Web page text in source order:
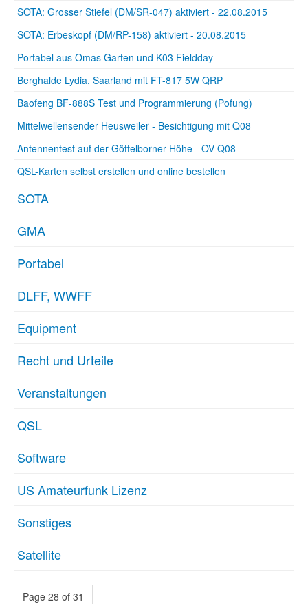
SOTA: Grosser Stiefel (DM/SR-047) aktiviert - 22.08.2015
SOTA: Erbeskopf (DM/RP-158) aktiviert - 20.08.2015
Portabel aus Omas Garten und K03 Fieldday
Berghalde Lydia, Saarland mit FT-817 5W QRP
Baofeng BF-888S Test und Programmierung (Pofung)
Mittelwellensender Heusweiler - Besichtigung mit Q08
Antennentest auf der Göttelborner Höhe - OV Q08
QSL-Karten selbst erstellen und online bestellen
SOTA
GMA
Portabel
DLFF, WWFF
Equipment
Recht und Urteile
Veranstaltungen
QSL
Software
US Amateurfunk Lizenz
Sonstiges
Satellite
Page 28 of 31